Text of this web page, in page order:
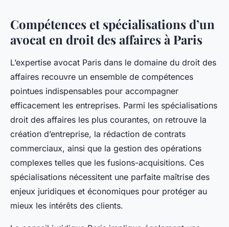
Compétences et spécialisations d’un
avocat en droit des affaires à Paris
L’expertise avocat Paris dans le domaine du droit des
affaires recouvre un ensemble de compétences
pointues indispensables pour accompagner
efficacement les entreprises. Parmi les spécialisations
droit des affaires les plus courantes, on retrouve la
création d’entreprise, la rédaction de contrats
commerciaux, ainsi que la gestion des opérations
complexes telles que les fusions-acquisitions. Ces
spécialisations nécessitent une parfaite maîtrise des
enjeux juridiques et économiques pour protéger au
mieux les intérêts des clients.